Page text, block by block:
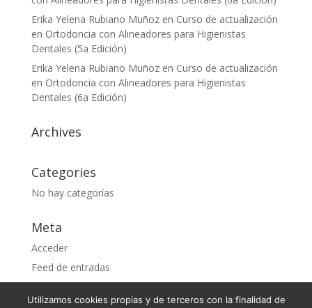
Erika Yelena Rubiano Muñozen Curso de actualización
en Ortodoncia con Alineadores para Higienistas
Dentales (5a Edición)
Erika Yelena Rubiano Muñozen Curso de actualización
en Ortodoncia con Alineadores para Higienistas
Dentales (6a Edición)
Archives
Categories
No hay categorías
Meta
Acceder
Feed de entradas
Feed de comentarios
Utilizamos cookies propias y de terceros con la finalidad de